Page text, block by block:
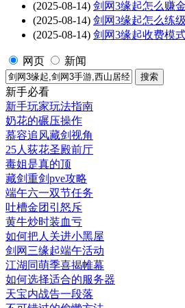
(2025-08-14) 剑网3缘起怎么赚
(2025-08-14) 剑网3缘起怎么练
(2025-08-14) 剑网3缘起收费模
网页 新闻
新手必看
新手玩家玩法指南
奶花的碾压操作
慕容追风藏剑视角
25人荻花圣殿前厅
毒姐是真的顶
藏剑重剑pve攻略
端午六一双节任务
吐槽金团引怒斥
黄牛炒时装血亏
如何把人关进小黑屋
剑网三缘起端午活动
江湖同萌季喜揭帷幕
如何选择适合的服务器
天宝内战告一段落